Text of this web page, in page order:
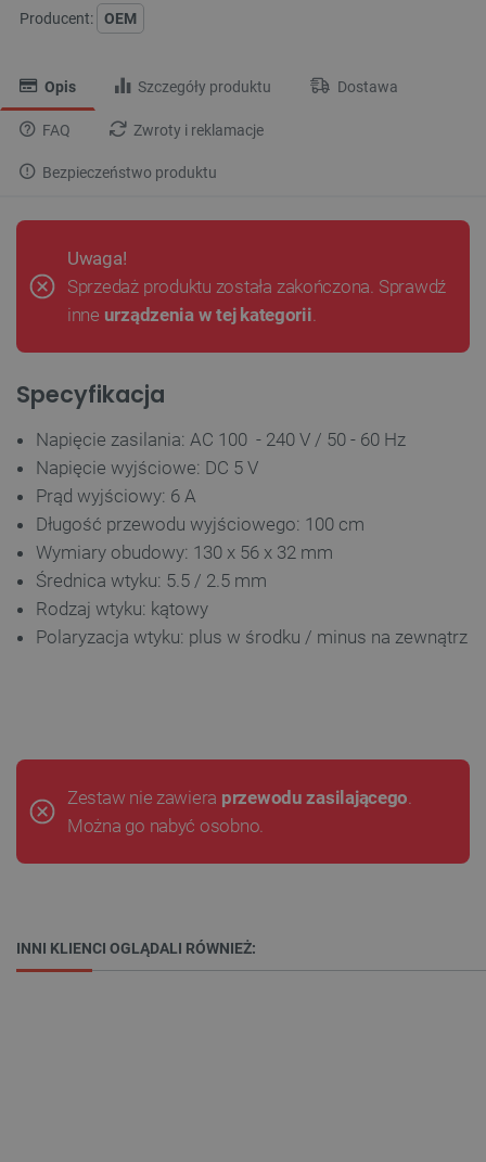
Producent: OEM
Opis Szczegóły produktu Dostawa
FAQ Zwroty i reklamacje
Bezpieczeństwo produktu
Uwaga!
Sprzedaż produktu została zakończona. Sprawdź
inne urządzenia w tej kategorii.
Specyfikacja
Napięcie zasilania: AC 100 - 240 V / 50 - 60 Hz
Napięcie wyjściowe: DC 5 V
Prąd wyjściowy: 6 A
Długość przewodu wyjściowego: 100 cm
Wymiary obudowy: 130 x 56 x 32 mm
Średnica wtyku: 5.5 / 2.5 mm
Rodzaj wtyku: kątowy
Polaryzacja wtyku: plus w środku / minus na zewnątrz
Zestaw nie zawiera przewodu zasilającego.
Można go nabyć osobno.
INNI KLIENCI OGLĄDALI RÓWNIEŻ: